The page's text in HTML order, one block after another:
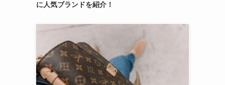
に人気ブランドを紹介！